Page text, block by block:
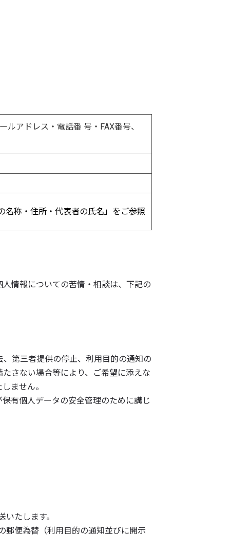
アドレス・電話番 号・FAX番号、
名称・住所・代表者の氏名」をご参照
情報についての苦情・相談は、下記の
第三者提供の停止、利用目的の通知の
さない場合等により、ご希望に添えな
ません。
有個人データの安全管理のために講じ
たします。
便為替（利用目的の通知並びに開示